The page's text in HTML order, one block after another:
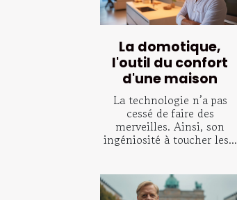
La domotique,
l'outil du confort
d'une maison
La technologie n’a pas
cessé de faire des
merveilles. Ainsi, son
ingéniosité à toucher les...